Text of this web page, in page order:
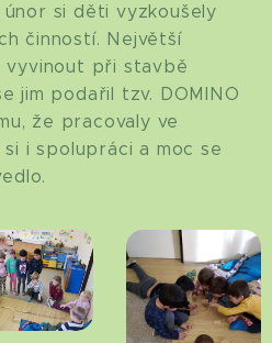
si děti vyzkoušely
činností. Největší
vyvinout při stavbě
jim podařil tzv. DOMINO
že pracovaly ve
i spolupráci a moc se